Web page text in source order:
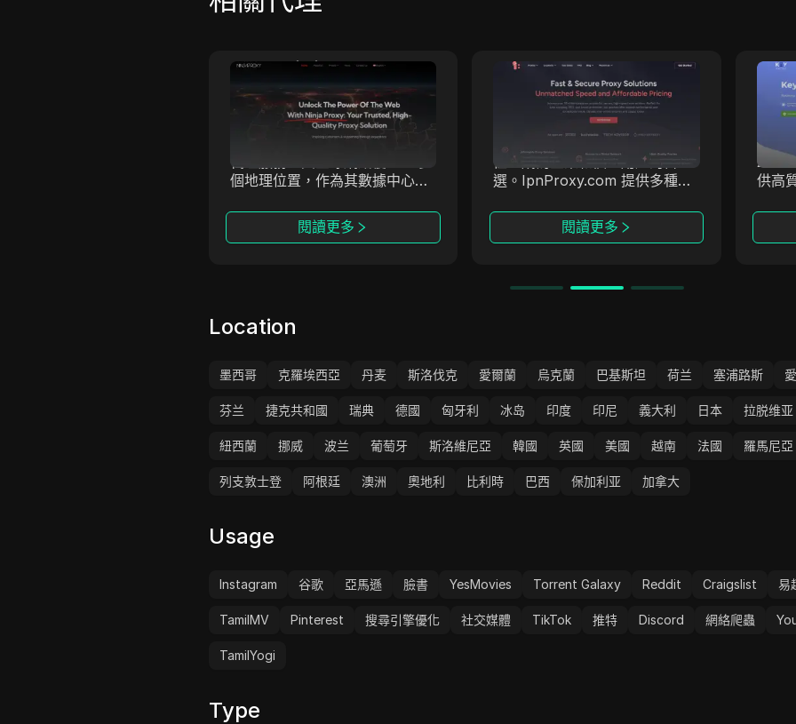
NinjaProxy
NinjaProxy 是一家受歡迎的服
務提供商，已有超過10年的歷
史，為匿名訪問網絡提供高品質
代理服務。其全球網絡覆蓋50多
個地理位置，作為其數據中心、
閱讀更多
IpnProxy
IpnProxy.com 在提供安全高效
的網路抓取、數據收集和匿名瀏
覽服務方面，憑藉其出色的穩定
性，成為企業和個人用戶的首
選。IpnProxy.com 提供多種功
注的頂級代理服務商。
閱讀更多
解決
2017
供高
致力
Location
墨西哥 克羅埃西亞 丹麦 斯洛伐克 愛爾蘭 烏克蘭 巴基斯坦 荷兰 塞浦路斯
芬兰 捷克共和國 瑞典 德國 匈牙利 冰岛 印度 印尼 義大利 日本 拉脱维亚
紐西蘭 挪威 波兰 葡萄牙 斯洛維尼亞 韓國 英國 美國 越南 法國 羅馬尼亞
列支敦士登 阿根廷 澳洲 奧地利 比利時 巴西 保加利亚 加拿大
Usage
Instagram 谷歌 亞馬遜 臉書 YesMovies Torrent Galaxy Reddit Craigslist 易
TamilMV Pinterest 搜尋引擎優化 社交媒體 TikTok 推特 Discord 網絡爬蟲
TamilYogi
Type